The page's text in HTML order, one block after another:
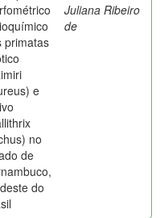
primatas
e
no
de
do
Juliana Ribeiro
de